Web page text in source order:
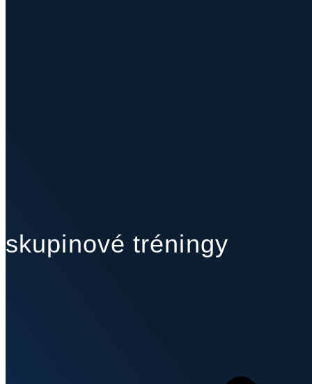
skupinové tréningy